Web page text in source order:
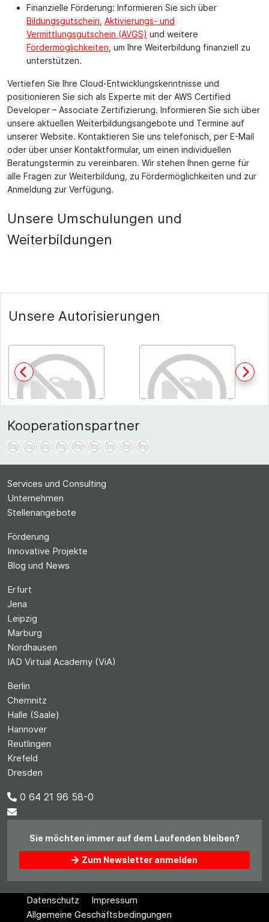
Finanzielle Förderung: Informieren Sie sich über
Bildungsgutschein Aktivierungs- und
Vermittlungsgutschein (AVGS) und weitere
Fördermöglichkeiten , um Ihre Weiterbildung finanziell zu
unterstützen.
Vertiefen Sie Ihre Cloud-Entwicklungskenntnisse und
positionieren Sie sich als Experte mit der AWS Certified
Developer – Associate Zertifizierung. Informieren Sie sich über
unsere aktuellen Weiterbildungsangebote und Termine auf
unserer Website. Kontaktieren Sie uns telefonisch, per E-Mail
oder über unser Kontaktformular, um einen individuellen
Beratungstermin zu vereinbaren. Wir stehen Ihnen gerne für
alle Fragen zur Weiterbildung, zu Fördermöglichkeiten und zur
Anmeldung zur Verfügung.
Unsere Umschulungen und
Weiterbildungen
Unsere Autorisierungen
Kooperationspartner
Services und Consulting
Unternehmen
Stellenangebote
Förderung
Innovative Projekte
Blog und News
Erfurt
Jena
Leipzig
Marburg
Nordhausen
IAD Virtual Academy (ViA)
Berlin
Chemnitz
Halle (Saale)
Hannover
Reutlingen
Krefeld
Dresden
0 64 21 96 58-0
Sie möchten immer auf dem Laufenden bleiben?
Zum Newsletter anmelden
Datenschutz
Impressum
Allgemeine Geschäftsbedingungen